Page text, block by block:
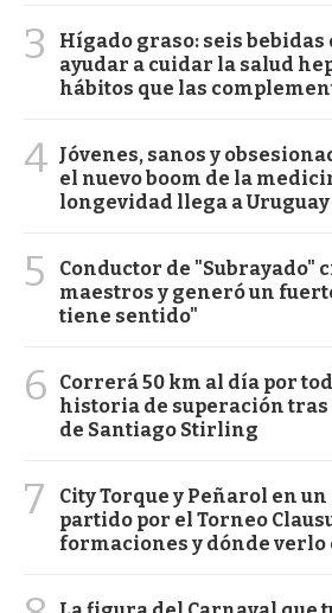
3
Hígado graso: seis bebidas
ayudar a cuidar la salud
hábitos que las
4 Jóvenes, sanos y
el nuevo boom de la
longevidad llega a Uruguay
5
Conductor de "Subrayado"
maestros y generó un
tiene sentido"
6
Correrá 50 km al día por
historia de superación tras
de Santiago Stirling
7
City Torque y Peñarol en
partido por el Torneo
formaciones y dónde verlo